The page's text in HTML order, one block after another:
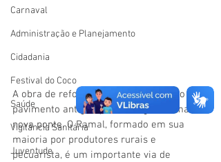
Carnaval
Administração e Planejamento
Cidadania
Festival do Coco
Saúde
Vigilãncia Sanitária
Juventude
A obra de reforma garantiu a troca do
pavimento antigo, que deu lugar a uma
nova ponte. O Ramal, formado em sua
maioria por produtores rurais e
pecuarista, é um importante via de